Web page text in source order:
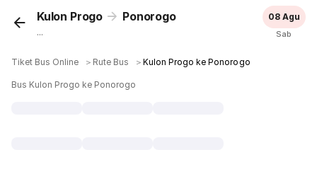
Kulon Progo Ponorogo
...
08 Agu
Sab
Tiket Bus Online ＞ Rute Bus ＞Kulon Progo ke Ponorogo
Bus Kulon Progo ke Ponorogo